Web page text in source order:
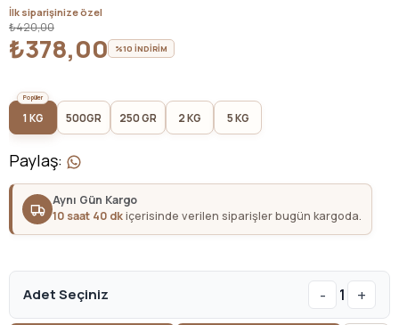
İlk siparişinize özel
₺420,00
₺378,00 %10 İNDİRİM
1 KG 500GR 250 GR 2 KG 5 KG
Paylaş:
Aynı Gün Kargo
10 saat 40 dkiçerisinde verilen siparişler bugün kargoda.
Adet Seçiniz - 1 +